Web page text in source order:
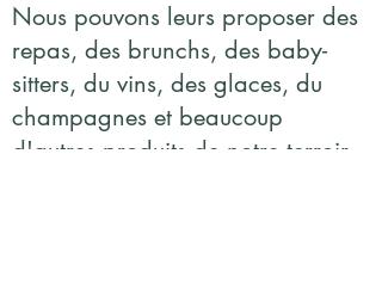
Nous pouvons leurs proposer des
repas, des brunchs, des baby-
sitters, du vins, des glaces, du
champagnes et beaucoup
d'autres produits de notre terroir.